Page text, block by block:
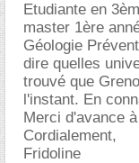
Etudiante en
master 1ère
Géologie
dire quelles
trouvé que
l'instant. En
Merci d'avance
Cordialement,
Fridoline